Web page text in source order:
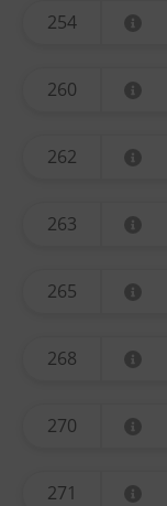
254
260
262
263
265
268
270
271